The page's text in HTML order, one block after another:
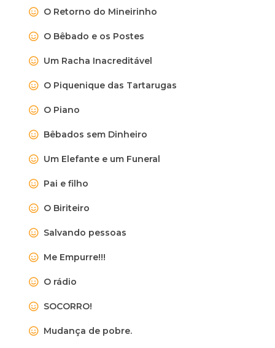
O Retorno do Mineirinho
O Bêbado e os Postes
Um Racha Inacreditável
O Piquenique das Tartarugas
O Piano
Bêbados sem Dinheiro
Um Elefante e um Funeral
Pai e filho
O Biriteiro
Salvando pessoas
Me Empurre!!!
O rádio
SOCORRO!
Mudança de pobre.